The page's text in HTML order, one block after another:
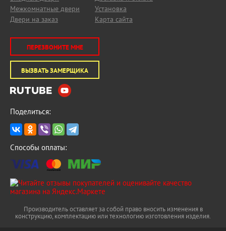
Межкомнатные двери
Двери на заказ
Установка
Карта сайта
ПЕРЕЗВОНИТЕ МНЕ
ВЫЗВАТЬ ЗАМЕРЩИКА
Поделиться:
Способы оплаты:
Производитель оставляет за собой право вносить изменения в
конструкцию, комплектацию или технологию изготовления изделия.